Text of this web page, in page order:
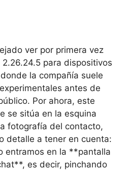
ver por primera vez
para dispositivos
la compañía suele
antes de
Por ahora, este
se sitúa en la esquina
fotografía del contacto,
detalle a tener en cuenta:
entramos en la **pantalla
es decir, pinchando